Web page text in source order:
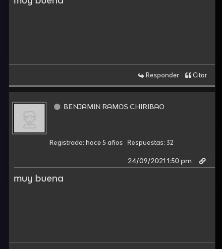
Responder Citar
BENJAMIN RAMOS CHIRIBAO
Registrado: hace 5 años Respuestas: 32
24/09/2021 1:50 pm
muy buena